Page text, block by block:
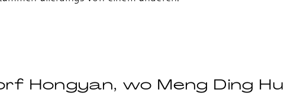
Hongyan, wo Meng Ding